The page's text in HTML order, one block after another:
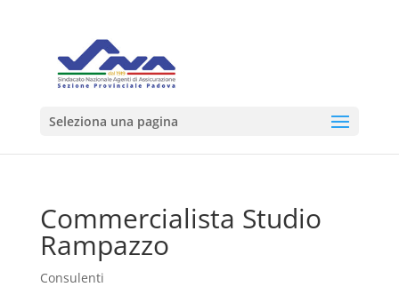
Seleziona una pagina
Commercialista Studio
Rampazzo
Consulenti